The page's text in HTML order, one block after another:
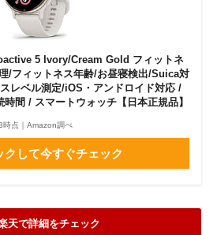
5 Ivory/Cream Gold フィットネ
/フィットネス年齢/お昼寝検出/Suica対
レベル測定/iOS・アンドロイド対応 /
間 / スマートウォッチ【日本正規品】
点｜Amazon調べ
クして今すぐチェック
天で詳細をチェック